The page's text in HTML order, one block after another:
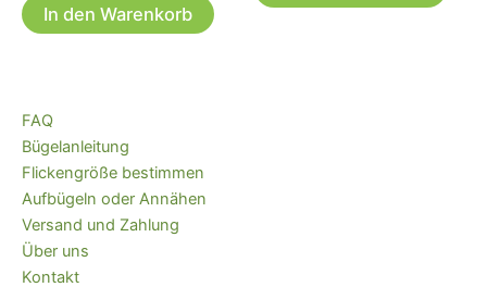
In den Warenkorb
FAQ
Bügelanleitung
Flickengröße bestimmen
Aufbügeln oder Annähen
Versand und Zahlung
Über uns
Kontakt